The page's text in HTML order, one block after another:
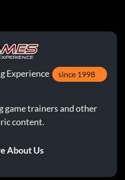
Experience since 1998
game trainers and other
content.
About Us